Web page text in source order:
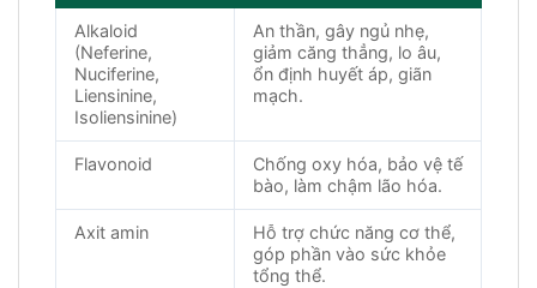
Alkaloid
(Neferine,
Nuciferine,
Liensinine,
Isoliensinine)
An thần, gây ngủ nhẹ,
giảm căng thẳng, lo âu,
ổn định huyết áp, giãn
mạch.
Flavonoid
Chống oxy hóa, bảo vệ tế
bào, làm chậm lão hóa.
Axit amin
Hỗ trợ chức năng cơ thể,
góp phần vào sức khỏe
tổng thể.